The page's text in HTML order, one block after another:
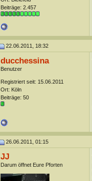
Beiträge: 2.457
22.06.2011, 18:32
ducchessina
Benutzer
Registriert seit: 15.06.2011
Ort: Köln
Beiträge: 50
26.06.2011, 01:15
JJ
Darum öffnet Eure Pforten